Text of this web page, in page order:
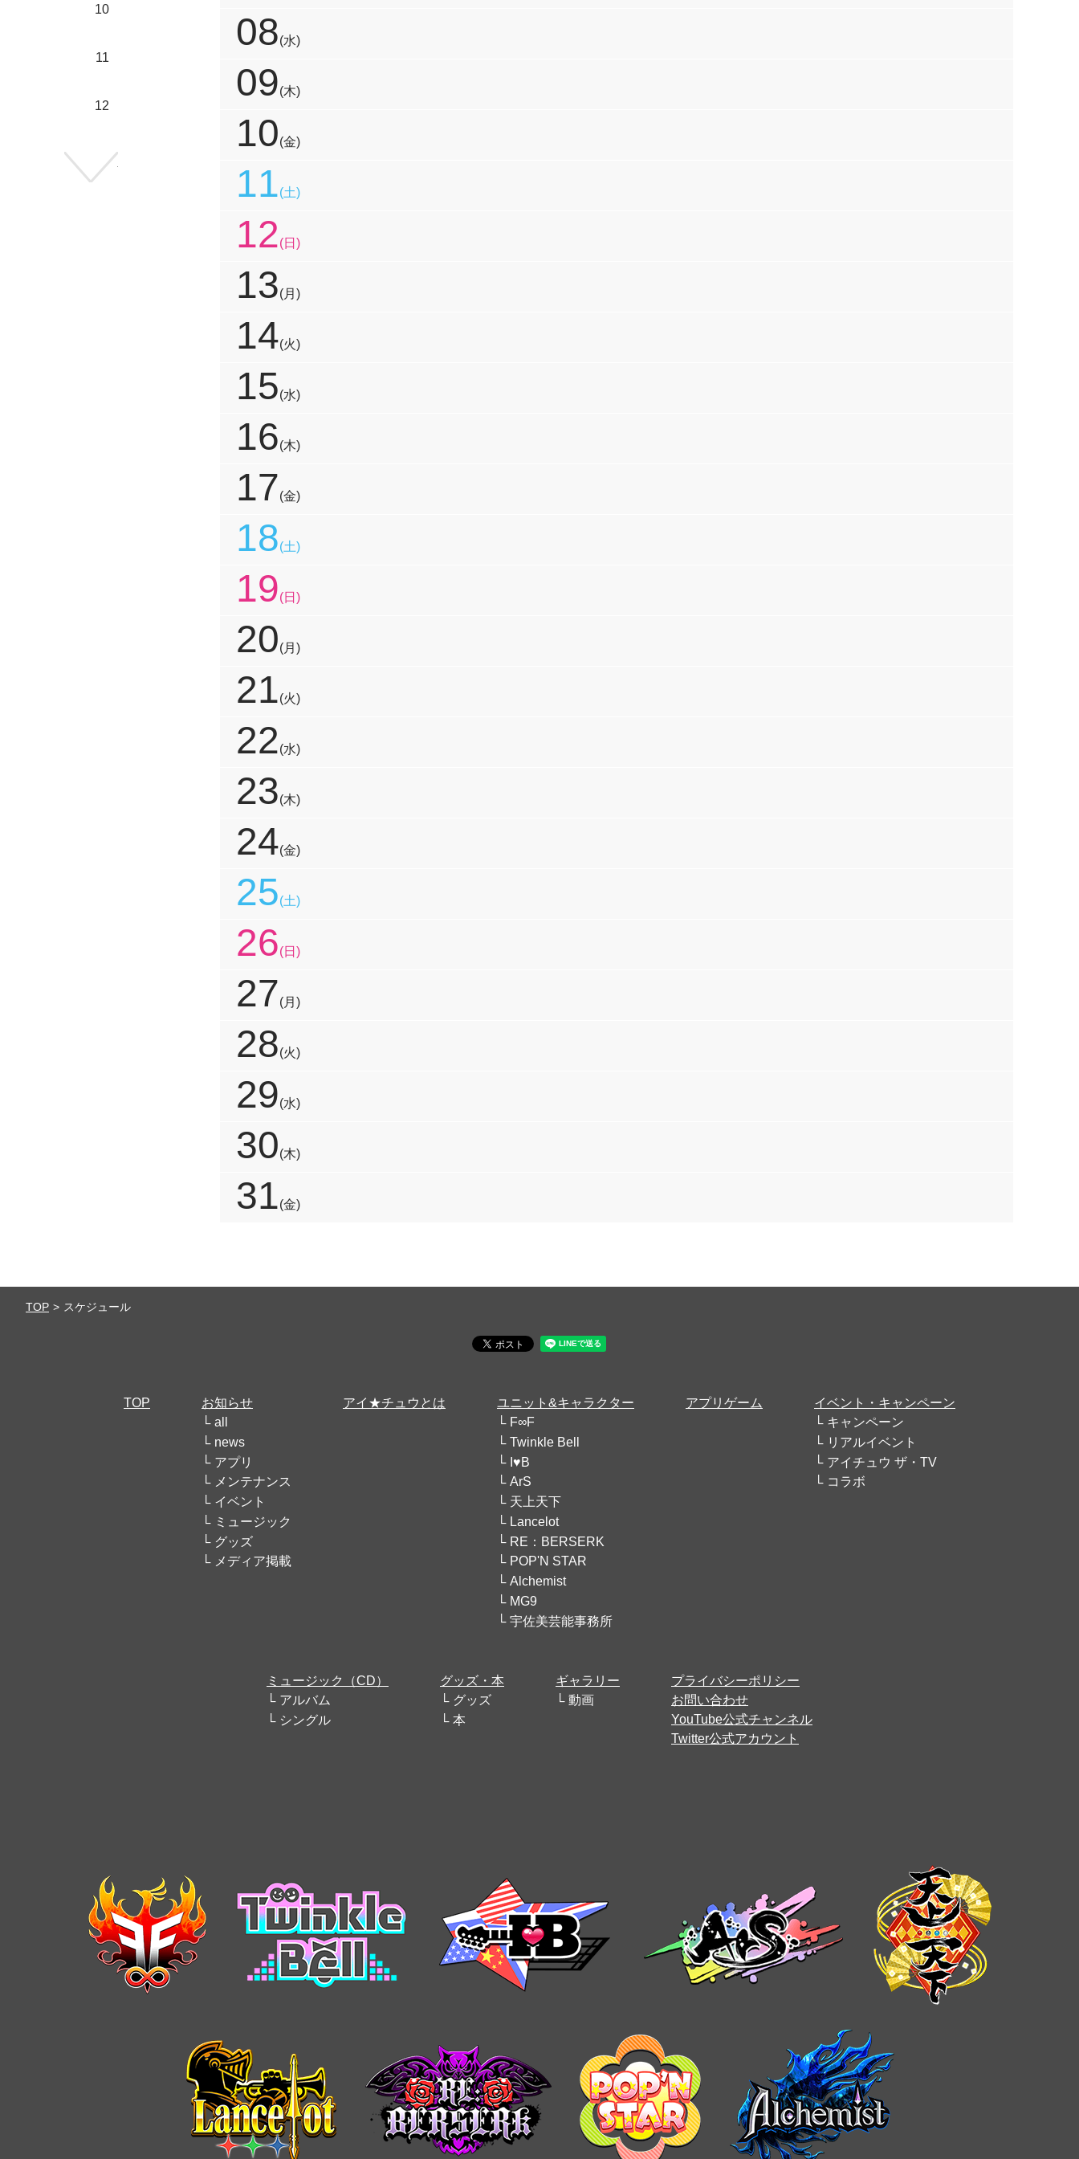
10
11
12
08(水)
09(木)
10(金)
11(土)
12(日)
13(月)
14(火)
15(水)
16(木)
17(金)
18(土)
19(日)
20(月)
21(火)
22(水)
23(木)
24(金)
25(土)
26(日)
27(月)
28(火)
29(水)
30(木)
31(金)
TOP スケジュール
TOP
お知らせ
all
news
アプリ
メンテナンス
イベント
ミュージック
グッズ
メディア掲載
アイ★チュウとは
ユニット&キャラクター
F∞F
Twinkle Bell
I♥B
ArS
天上天下
Lancelot
RE：BERSERK
POP'N STAR
Alchemist
MG9
宇佐美芸能事務所
アプリゲーム
イベント・キャンペーン
キャンペーン
リアルイベント
アイチュウ ザ・TV
コラボ
ミュージック（CD）
アルバム
シングル
グッズ・本
グッズ
本
ギャラリー
動画
プライバシーポリシー
お問い合わせ
YouTube公式チャンネル
Twitter公式アカウント